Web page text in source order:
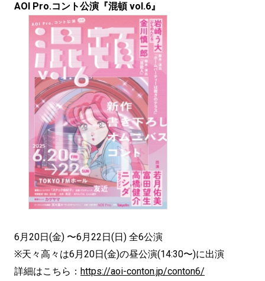
AOI Pro.コント公演『混頓 vol.6』
6⽉20⽇(⾦) 〜6⽉22⽇(⽇) 全6公演
※天々高々は6⽉20⽇(⾦)の昼公演(14:30〜)に出演
詳細はこちら： https://aoi-conton.jp/conton6/